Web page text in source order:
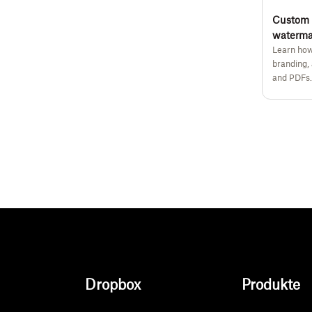
Learn
and PDFs.
Dropbox Produkte